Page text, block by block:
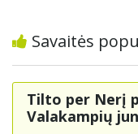
Savaitės
Tilto per Nerį
Valakampių